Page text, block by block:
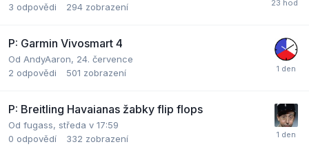
3 odpovědi 294 zobrazení
P: Garmin Vivosmart 4
Od AndyAaron, 24. července
2 odpovědi 501 zobrazení
P: Breitling Havaianas žabky flip flops
Od fugass, středa v 17:59
0 odpovědí 332 zobrazení